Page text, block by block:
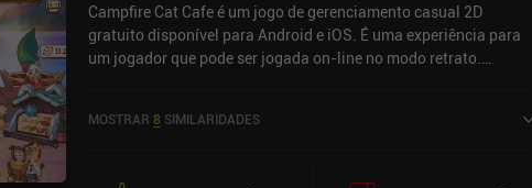
Campfire Cat Cafe é um jogo de gerenciamento casual 2D
gratuito disponível para Android e iOS. É uma experiência para
um jogador que pode ser jogada on-line no modo retrato.
iOS App Store.
MOSTRAR 8 SIMILARIDADES